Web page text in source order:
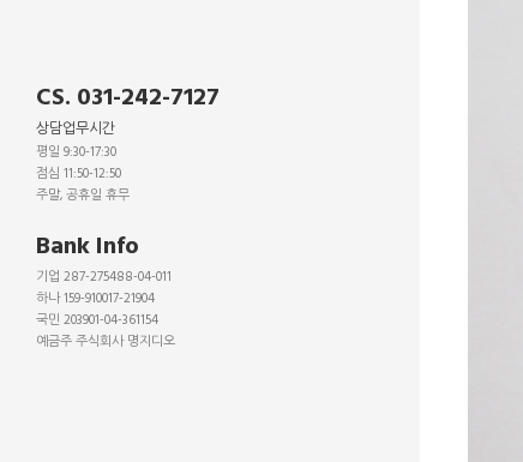
CS. 031-242-7127
상담업무시간
평일 9:30-17:30
점심 11:50-12:50
주말, 공휴일 휴무
Bank Info
기업 287-275488-04-011
하나 159-910017-21904
국민 203901-04-361154
예금주 주식회사 명지디오